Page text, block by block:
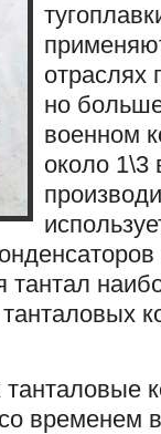
отраслях
но
военном
около 1\3
временем